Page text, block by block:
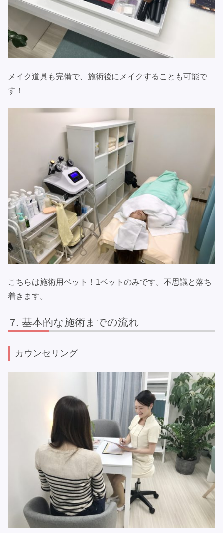
メイク道具も完備で、施術後にメイクすることも可能で
す！
こちらは施術用ベット！1ベットのみです。不思議と落ち
着きます。
基本的な施術までの流れ
カウンセリング